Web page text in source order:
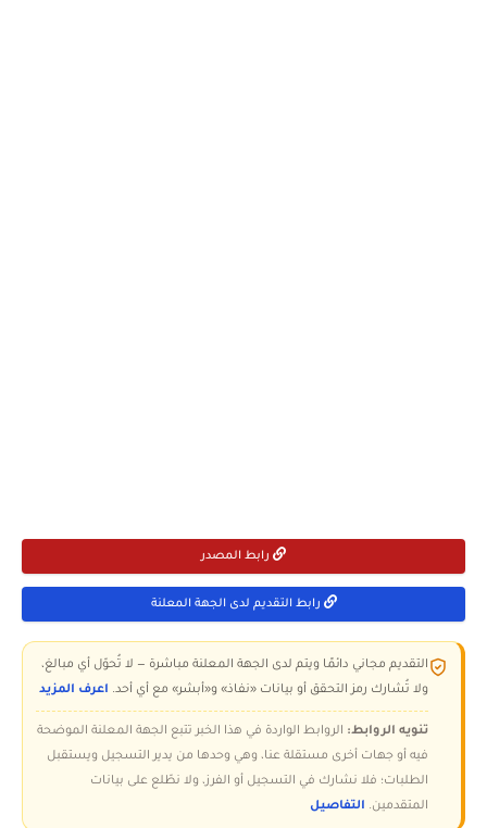
رابط المصدر
رابط التقديم لدى الجهة المعلنة
التقديم مجاني دائمًا ويتم لدى الجهة المعلنة مباشرة — لا تُحوّل أي مبالغ،
ولا تُشارك رمز التحقق أو بيانات «نفاذ» و«أبشر» مع أي أحد. اعرف المزيد
تنويه الروابط: الروابط الواردة في هذا الخبر تتبع الجهة المعلنة الموضحة
فيه أو جهات أخرى مستقلة عنا، وهي وحدها من يدير التسجيل ويستقبل
الطلبات؛ فلا نشارك في التسجيل أو الفرز، ولا نطّلع على بيانات
المتقدمين. التفاصيل